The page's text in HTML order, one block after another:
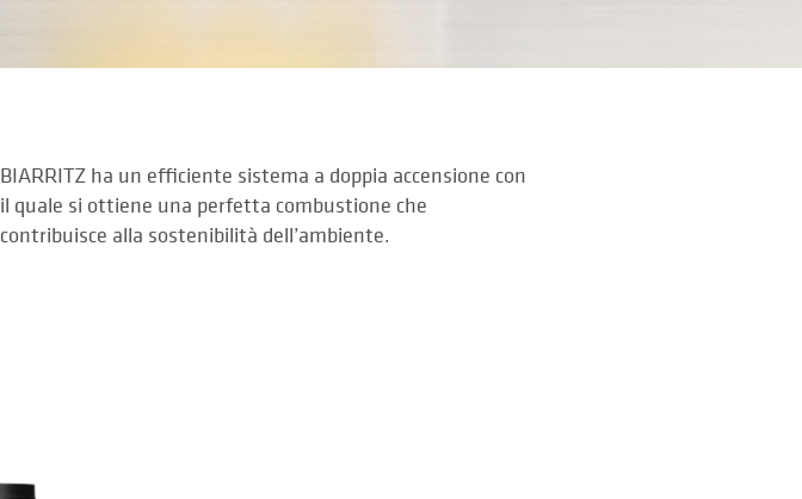
BIARRITZ ha un efficiente sistema a doppia accensione con
il quale si ottiene una perfetta combustione che
contribuisce alla sostenibilità dell’ambiente.